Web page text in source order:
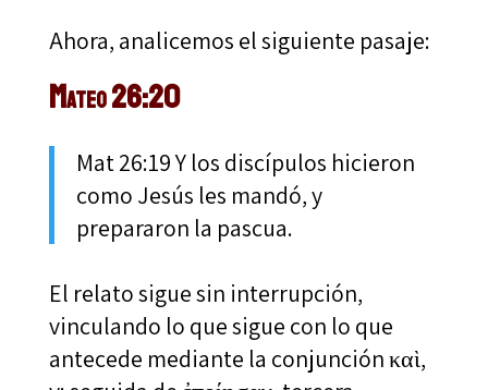
Ahora, analicemos el siguiente pasaje:
Mateo 26:20
Mat 26:19 Y los discípulos hicieron
como Jesús les mandó, y
prepararon la pascua.
El relato sigue sin interrupción,
vinculando lo que sigue con lo que
antecede mediante la conjunción καὶ,